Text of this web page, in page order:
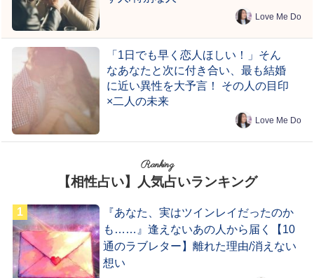
Love Me Do
「1日でも早く恋人ほしい！」そん
なあなたと次に付き合い、最も結婚
に近い異性を大予言！ その人の目印
×二人の未来
Love Me Do
Ranking
【相性占い】人気占いランキング
『あなた、実はツインレイだったのか
も……』逢えないあの人から届く【10
通のラブレター】離れた理由/消えない
想い